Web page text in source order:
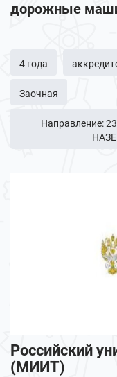
дорожные
4 года
Заочная
Направление:
Российский
(МИИТ)